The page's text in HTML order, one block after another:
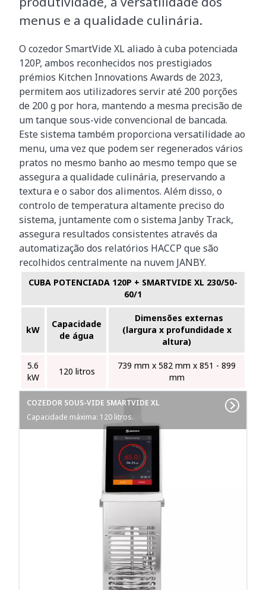
menus e a qualidade culinária.
O cozedor SmartVide XL aliado à cuba potenciada
120P, ambos reconhecidos nos prestigiados
prémios Kitchen Innovations Awards de 2023,
permitem aos utilizadores servir até 200 porções
de 200 g por hora, mantendo a mesma precisão de
um tanque sous-vide convencional de bancada.
Este sistema também proporciona versatilidade ao
menu, uma vez que podem ser regenerados vários
pratos no mesmo banho ao mesmo tempo que se
assegura a qualidade culinária, preservando a
textura e o sabor dos alimentos. Além disso, o
controlo de temperatura altamente preciso do
sistema, juntamente com o sistema Janby Track,
assegura resultados consistentes através da
automatização dos relatórios HACCP que são
recolhidos centralmente na nuvem JANBY.
CUBA POTENCIADA 120P + SMARTVIDE XL 230/50-
60/1
kW
Capacidade
de água
Dimensões externas
(largura x profundidade x
altura)
5.6
kW
120 litros
739 mm x 582 mm x 851 ‑ 899
mm
COZEDOR SOUS-VIDE SMARTVIDE XL
Capacidade máxima: 120 litros.